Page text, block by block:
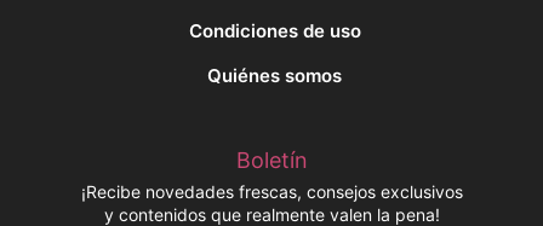
Condiciones de uso
Quiénes somos
Boletín
¡Recibe novedades frescas, consejos exclusivos
y contenidos que realmente valen la pena!